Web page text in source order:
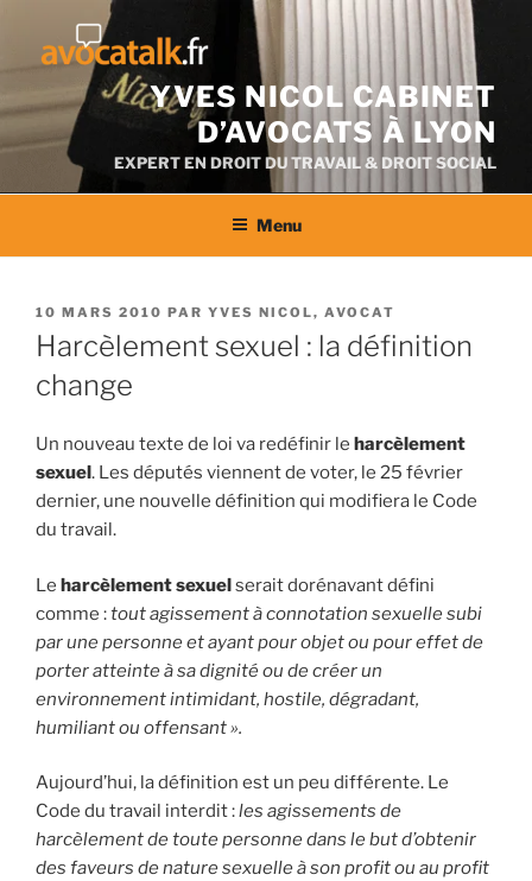
contenu
YVES NICOL CABINET
D’AVOCATS À LYON
EXPERT EN DROIT DU TRAVAIL & DROIT SOCIAL
Menu
PUBLIÉ
LE
10 MARS 2010 PAR YVES NICOL, AVOCAT
Harcèlement sexuel : la définition
change
Un nouveau texte de loi va redéfinir le harcèlement
sexuel. Les députés viennent de voter, le 25 février
dernier, une nouvelle définition qui modifiera le Code
du travail.
Le harcèlement sexuelserait dorénavant défini
comme :tout agissement à connotation sexuelle subi
par une personne et ayant pour objet ou pour effet de
porter atteinte à sa dignité ou de créer un
environnement intimidant, hostile, dégradant,
humiliant ou offensant ».
Aujourd’hui, la définition est un peu différente. Le
Code du travail interdit :les agissements de
harcèlement de toute personne dans le but d’obtenir
des faveurs de nature sexuelle à son profit ou au profit